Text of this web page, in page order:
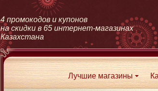
4 промокодов и купонов
на скидки в 65 интернет-магазинах
Казахстана
+
Лучшие магазины